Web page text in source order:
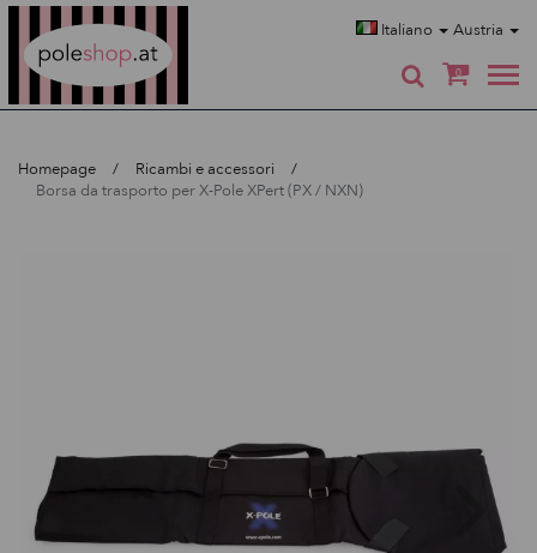
Italiano Austria
0
Homepage
Ricambi e accessori
Borsa da trasporto per X-Pole XPert (PX / NXN)